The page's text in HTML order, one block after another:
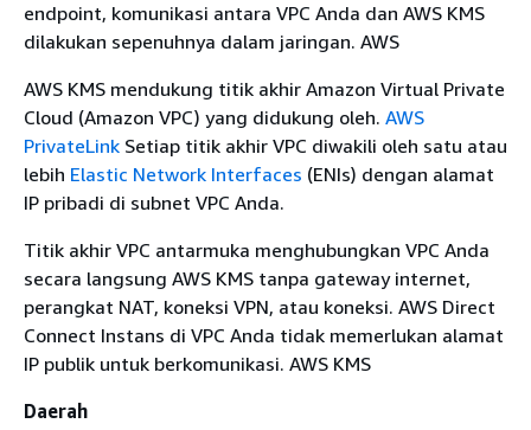
endpoint, komunikasi antara VPC Anda dan AWS KMS
dilakukan sepenuhnya dalam jaringan. AWS
AWS KMS mendukung titik akhir Amazon Virtual Private
Cloud (Amazon VPC) yang didukung oleh. AWS
PrivateLink Setiap titik akhir VPC diwakili oleh satu atau
lebih Elastic Network Interfaces (ENIs) dengan alamat
IP pribadi di subnet VPC Anda.
Titik akhir VPC antarmuka menghubungkan VPC Anda
secara langsung AWS KMS tanpa gateway internet,
perangkat NAT, koneksi VPN, atau koneksi. AWS Direct
Connect Instans di VPC Anda tidak memerlukan alamat
IP publik untuk berkomunikasi. AWS KMS
Daerah